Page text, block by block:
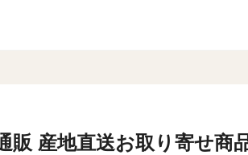
販 産地直送お取り寄せ商